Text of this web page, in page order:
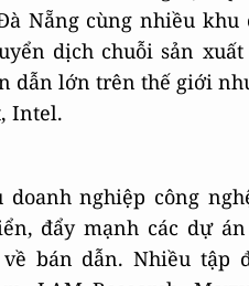
Đà Nẵng cùng nhiều
dịch chuỗi sản
dẫn lớn trên thế giới
Intel.
doanh nghiệp công
đẩy mạnh các dự
bán dẫn. Nhiều tập